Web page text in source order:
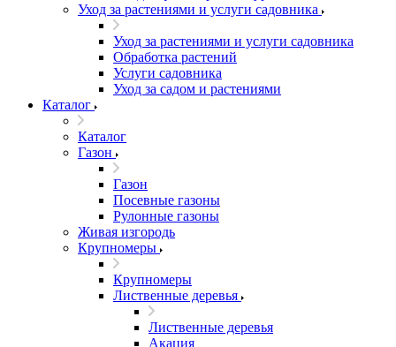
Уход за растениями и услуги садовника
Уход за растениями и услуги садовника
Обработка растений
Услуги садовника
Уход за садом и растениями
Каталог
Каталог
Газон
Газон
Посевные газоны
Рулонные газоны
Живая изгородь
Крупномеры
Крупномеры
Лиственные деревья
Лиственные деревья
Акация